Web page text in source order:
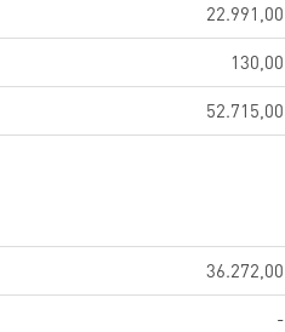
22.991,00
130,00
52.715,00
36.272,00
-